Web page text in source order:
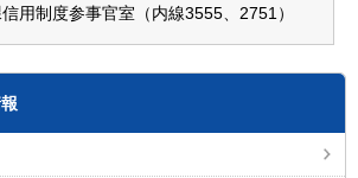
用制度参事官室（内線3555、2751）